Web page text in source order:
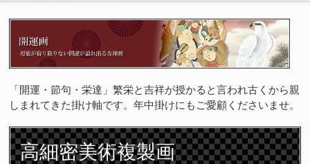
「開運・節句・栄達」繁栄と吉祥が授かると言われ古くから親
しまれてきた掛け軸です。年中掛けにもご愛顧くださいませ。
高細密美術複製画